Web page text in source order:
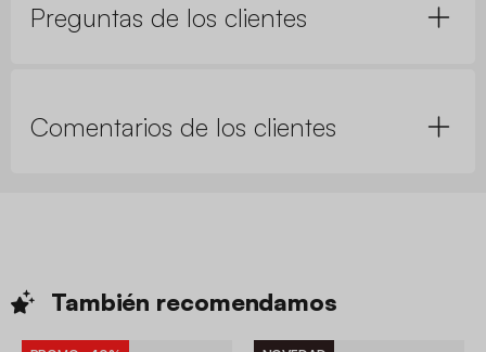
Preguntas de los clientes
Comentarios de los clientes
También recomendamos